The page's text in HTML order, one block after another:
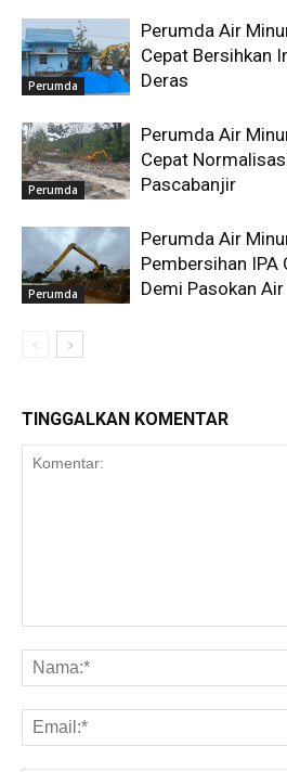
Perumda
Perumda Air
Cepat Bersihkan
Deras
Perumda
Perumda Air
Cepat
Pascabanjir
Perumda
Perumda Air
Pembersihan IPA
Demi Pasokan Air
TINGGALKAN KOMENTAR